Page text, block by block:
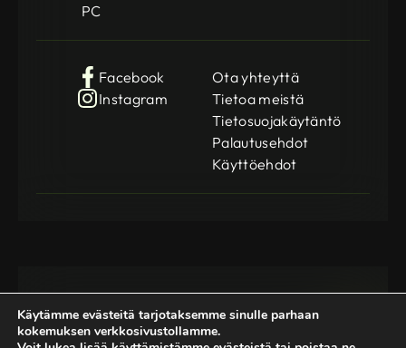
PC
Facebook
Instagram
Ota yhteyttä
Tietoa meistä
Tietosuojakäytäntö
Palautusehdot
Käyttöehdot
Käytämme evästeitä tarjotaksemme sinulle parhaan
kokemuksen verkkosivustollamme.